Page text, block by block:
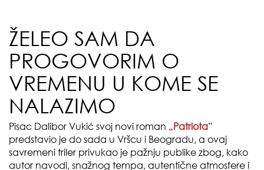
ŽELEO SAM DA
PROGOVORIM O
VREMENU U KOME SE
NALAZIMO
Pisac Dalibor Vukić svoj novi roman „Patriota”
predstavio je do sada u Vršcu i Beogradu, a ovaj
savremeni triler privukao je pažnju publike zbog, kako
autor navodi, snažnog tempa, autentične atmosfere i